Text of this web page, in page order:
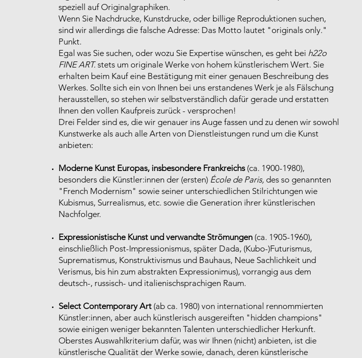
speziell auf Originalgraphiken.
Wenn Sie Nachdrucke, Kunstdrucke, oder billige Reproduktionen suchen,
sind wir allerdings die falsche Adresse: Das Motto lautet "originals only."
Punkt.
Egal was Sie suchen, oder wozu Sie Expertise wünschen, es geht bei h22o
FINE ART.stets um originale Werke von hohem künstlerischem Wert. Sie
erhalten beim Kauf eine Bestätigung mit einer genauen Beschreibung des
Werkes. Sollte sich ein von Ihnen bei uns erstandenes Werk je als Fälschung
herausstellen, so stehen wir selbstverständlich dafür gerade und erstatten
Ihnen den vollen Kaufpreis zurück - versprochen!
Drei Felder sind es, die wir genauer ins Auge fassen und zu denen wir sowohl
Kunstwerke als auch alle Arten von Dienstleistungen rund um die Kunst
anbieten:
Moderne Kunst Europas, insbesondere Frankreichs(ca. 1900-1980),
besonders die Künstler:innen der (ersten) École de Paris,des so genannten
"French Modernism" sowie seiner unterschiedlichen Stilrichtungen wie
Kubismus, Surrealismus, etc. sowie die Generation ihrer künstlerischen
Nachfolger.
Expressionistische Kunst und verwandte Strömungen(ca. 1905-1960),
einschließlich Post-Impressionismus, später Dada, (Kubo-)Futurismus,
Suprematismus, Konstruktivismus und Bauhaus, Neue Sachlichkeit und
Verismus, bis hin zum abstrakten Expressionimus), vorrangig aus dem
deutsch-, russisch- und italienischsprachigen Raum.
Select Contemporary Art (ab ca. 1980) von international rennommierten
Künstler:innen, aber auch künstlerisch ausgereiften "hidden champions"
sowie einigen weniger bekannten Talenten unterschiedlicher Herkunft.
Oberstes Auswahlkriterium dafür, was wir Ihnen (nicht) anbieten, ist die
künstlerische Qualität der Werke sowie, danach, deren künstlerische